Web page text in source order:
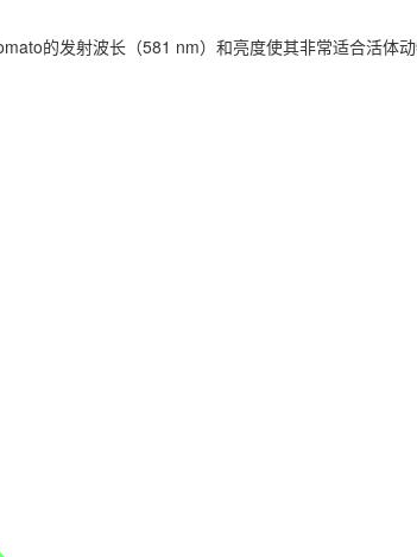
的发射波长（581 nm）和亮度使其非常适合活体